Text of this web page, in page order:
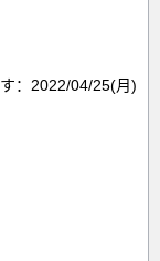
：2022/04/25(月)